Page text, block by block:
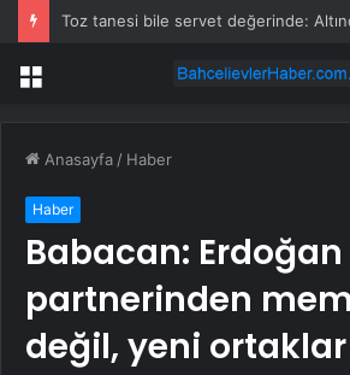
Menü
Anasayfa / Haber
Haber
Babacan: Erdoğan
partnerinden
değil, yeni ortaklar